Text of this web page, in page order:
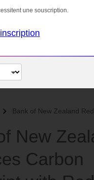
une souscription.
Bank of New Zealand Reduces Carbon
New
Carbon